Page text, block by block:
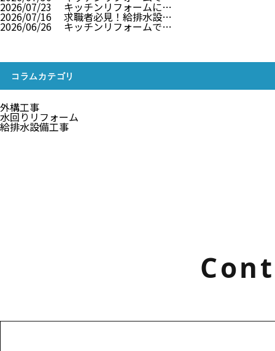
2026/07/23 キッチンリフォームに…
2026/07/16 求職者必見！給排水設…
2026/06/26 キッチンリフォームで…
コラムカテゴリ
外構工事
水回りリフォーム
給排水設備工事